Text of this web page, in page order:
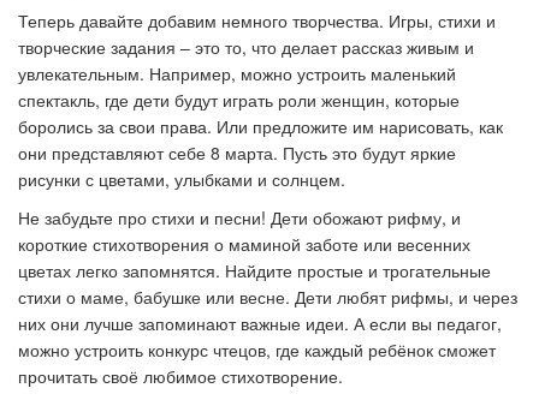
Теперь давайте добавим немного творчества. Игры, стихи и
творческие задания – это то, что делает рассказ живым и
увлекательным. Например, можно устроить маленький
спектакль, где дети будут играть роли женщин, которые
боролись за свои права. Или предложите им нарисовать, как
они представляют себе 8 марта. Пусть это будут яркие
рисунки с цветами, улыбками и солнцем.
Не забудьте про стихи и песни! Дети обожают рифму, и
короткие стихотворения о маминой заботе или весенних
цветах легко запомнятся. Найдите простые и трогательные
стихи о маме, бабушке или весне. Дети любят рифмы, и через
них они лучше запоминают важные идеи. А если вы педагог,
можно устроить конкурс чтецов, где каждый ребёнок сможет
прочитать своё любимое стихотворение.